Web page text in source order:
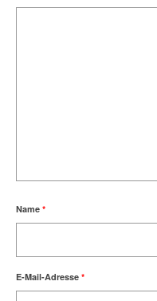
Name *
E-Mail-Adresse *